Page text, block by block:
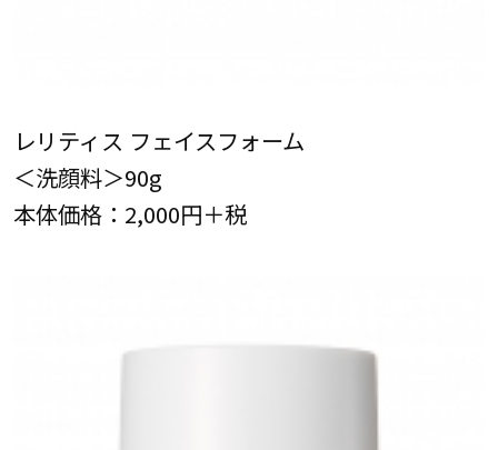
レリティス フェイスフォーム
＜洗顔料＞90g
本体価格：2,000円＋税